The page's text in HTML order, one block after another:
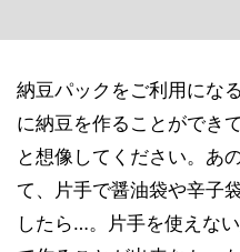
納豆パックをご利用にな
に納豆を作ることができ
と想像してください。あ
て、片手で醤油袋や辛子
したら…。片手を使えな